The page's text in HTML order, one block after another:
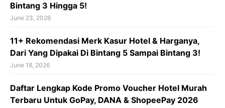
Bintang 3 Hingga 5!
June 23, 2026
11+ Rekomendasi Merk Kasur Hotel & Harganya,
Dari Yang Dipakai Di Bintang 5 Sampai Bintang 3!
June 18, 2026
Daftar Lengkap Kode Promo Voucher Hotel Murah
Terbaru Untuk GoPay, DANA & ShopeePay 2026